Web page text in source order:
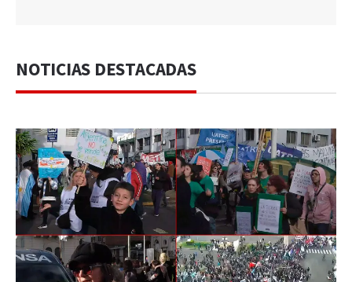
NOTICIAS DESTACADAS